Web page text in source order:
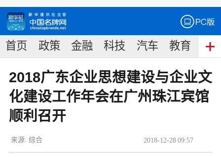
首页 政策 金融 科技 汽车 教育 食
2018广东企业思想建设与企业文
化建设工作年会在广州珠江宾馆
顺利召开
2018-12-28 09:57
来源: 综合